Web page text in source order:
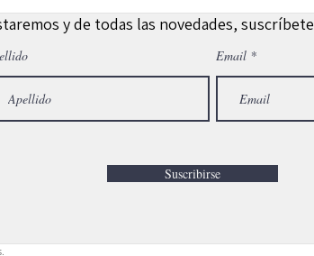
y de todas las novedades, suscríbete
Email
Suscribirse